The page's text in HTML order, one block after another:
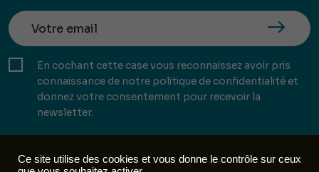
En cochant cette case vous reconnaissez avoir pris
connaissance de notre politique de confidentialité et
donnez votre consentement pour recevoir la
newsletter.
Ce site utilise des cookies et vous donne le contrôle sur ceux